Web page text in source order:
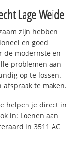
Lage Weide
zijn hebben
en goed
de modernste en
problemen aan
op te lossen.
afspraak te maken.
helpen je direct in
in: Loenen aan
in 3511 AC